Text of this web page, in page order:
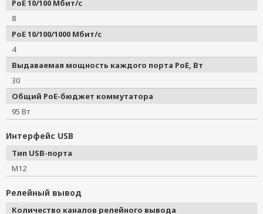
PoE 10/100 Мбит/с
8
PoE 10/100/1000 Мбит/с
4
Выдаваемая мощность каждого порта PoE, Вт
30
Общий PoE-бюджет коммутатора
95 Вт
Интерфейс USB
Тип USB-порта
M12
Релейный вывод
Количество каналов релейного вывода